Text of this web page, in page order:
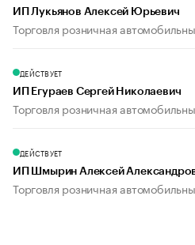
ИП Лукьянов Алексей Юрьевич
Торговля розничная
ДЕЙСТВУЕТ
ИП Егураев Сергей Николаевич
Торговля розничная
ДЕЙСТВУЕТ
ИП Шмырин Алексей
Торговля розничная